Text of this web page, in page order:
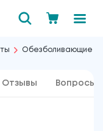
Обезболивающие
Отзывы Вопросы